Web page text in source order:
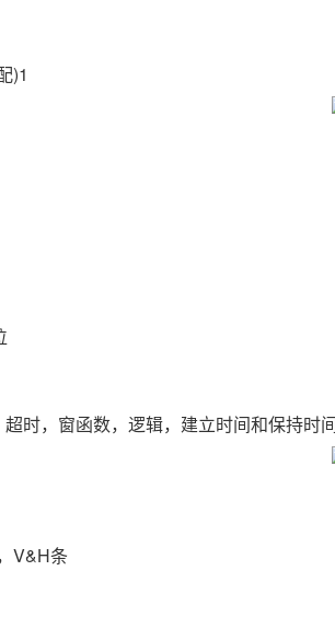
)1
时，窗函数，逻辑，建立时间和保持
V&H条